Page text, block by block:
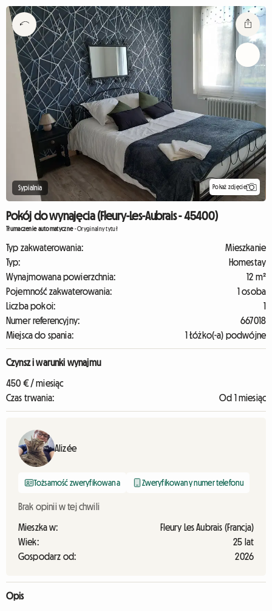
Sypialnia Pokaż zdjęcie
Pokój do wynajęcia (Fleury-Les-Aubrais - 45400)
Tłumaczenie automatyczne-Oryginalny tytuł
Typ zakwaterowania:
Mieszkanie
Typ:
Homestay
Wynajmowana powierzchnia:
12 m²
Pojemność zakwaterowania:
1 osoba
Liczba pokoi:
1
Numer referencyjny:
667018
Miejsca do spania:
1 Łóżko(-a) podwójne
Czynsz i warunki wynajmu
450 € / miesiąc
Czas trwania:
Od 1 miesiąc
Alizée
Tożsamość zweryfikowana Zweryfikowany numer telefonu
Brak opinii w tej chwili
Mieszka w:
Fleury Les Aubrais (Francja)
Wiek:
25 lat
Gospodarz od:
2026
Opis